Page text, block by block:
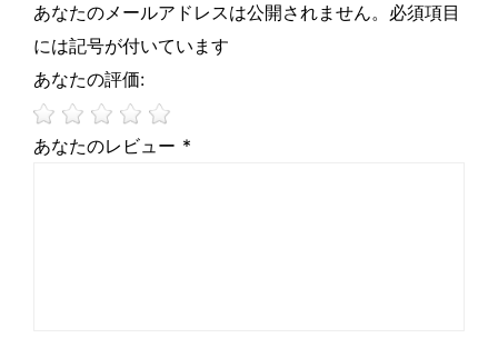
あなたのメールアドレスは公開されません。必須項目
には記号が付いています
あなたの評価:
あなたのレビュー *